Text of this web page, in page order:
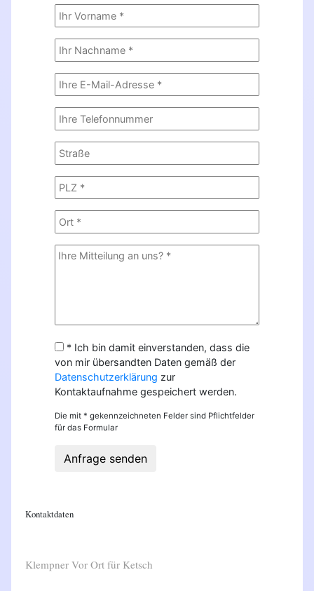
* Ich bin damit einverstanden, dass die
von mir übersandten Daten gemäß der
Datenschutzerklärung zur
Kontaktaufnahme gespeichert werden.
Die mit * gekennzeichneten Felder sind Pflichtfelder
für das Formular
Anfrage senden
Kontaktdaten
Klempner Vor Ort für Ketsch